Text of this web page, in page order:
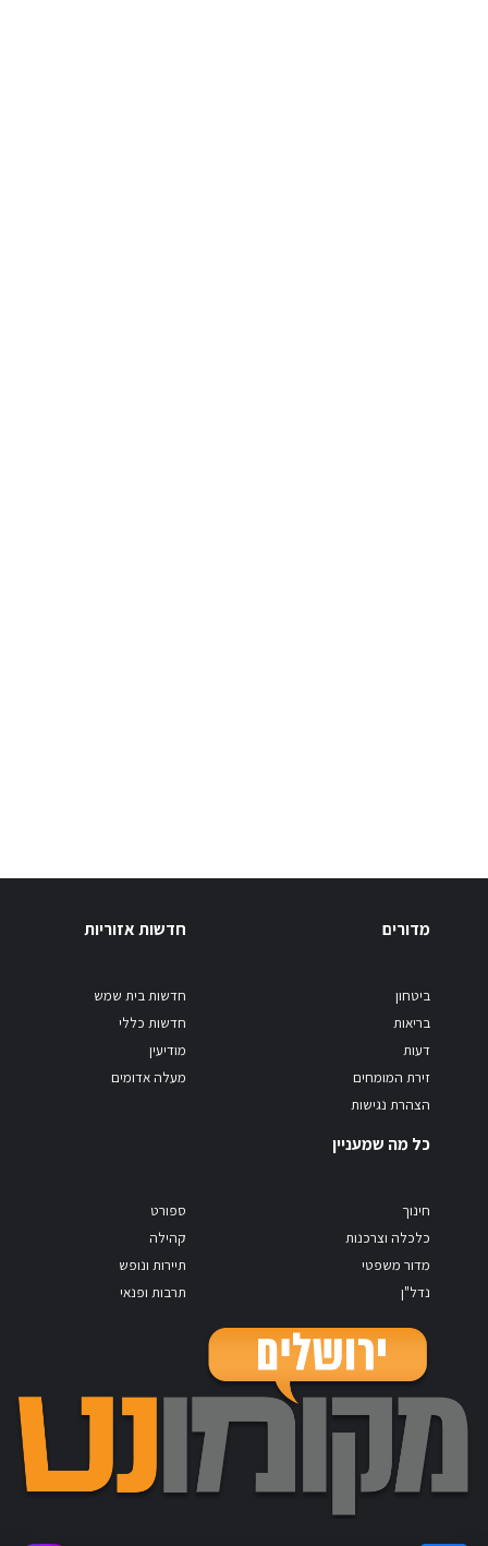
מדורים
ביטחון
בריאות
דעות
זירת המומחים
הצהרת נגישות
חדשות אזוריות
חדשות בית שמש
חדשות כללי
מודיעין
מעלה אדומים
כל מה שמעניין
חינוך
כלכלה וצרכנות
מדור משפטי
נדל"ן
ספורט
קהילה
תיירות ונופש
תרבות ופנאי